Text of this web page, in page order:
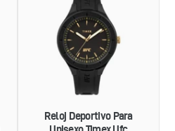
UNISEXO
TIMEX
UFC
TW2V56900
-
NEGRO
Reloj Deportivo Para